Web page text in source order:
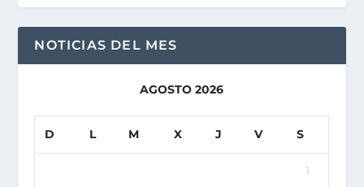
NOTICIAS DEL MES
AGOSTO 2026
D L M X J V S
1